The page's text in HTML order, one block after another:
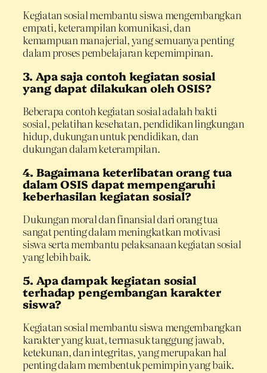
Kegiatan sosial membantu siswa mengembangkan
empati, keterampilan komunikasi, dan
kemampuan manajerial, yang semuanya penting
dalam proses pembelajaran kepemimpinan.
3. Apa saja contoh kegiatan sosial
yang dapat dilakukan oleh OSIS?
Beberapa contoh kegiatan sosial adalah bakti
sosial, pelatihan kesehatan, pendidikan lingkungan
hidup, dukungan untuk pendidikan, dan
dukungan dalam keterampilan.
4. Bagaimana keterlibatan orang tua
dalam OSIS dapat mempengaruhi
keberhasilan kegiatan sosial?
Dukungan moral dan finansial dari orang tua
sangat penting dalam meningkatkan motivasi
siswa serta membantu pelaksanaan kegiatan sosial
yang lebih baik.
5. Apa dampak kegiatan sosial
terhadap pengembangan karakter
siswa?
Kegiatan sosial membantu siswa mengembangkan
karakter yang kuat, termasuk tanggung jawab,
ketekunan, dan integritas, yang merupakan hal
penting dalam membentuk pemimpin yang baik.